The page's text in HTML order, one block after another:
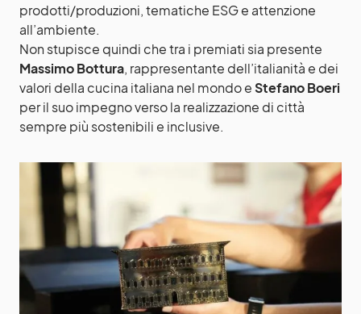
prodotti/produzioni, tematiche ESG e attenzione
all’ambiente.
Non stupisce quindi che tra i premiati sia presente
Massimo Bottura, rappresentante dell’italianità e dei
valori della cucina italiana nel mondo eStefano Boeri
per il suo impegno verso la realizzazione di città
sempre più sostenibili e inclusive.